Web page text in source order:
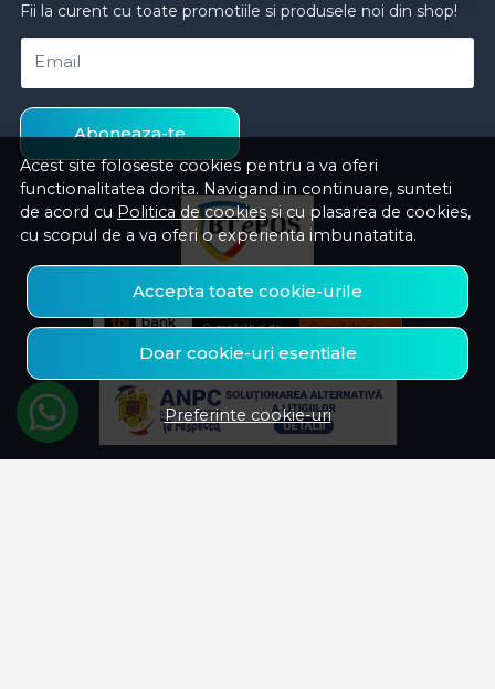
Acest site foloseste cookies pentru a va oferi
functionalitatea dorita. Navigand in continuare, sunteti
de acord cu Politica de cookies si cu plasarea de cookies,
cu scopul de a va oferi o experienta imbunatatita.
Accepta toate cookie-urile
Doar cookie-uri esentiale
Preferinte cookie-uri
Fii la curent cu toate promotiile si produsele noi din shop!
Email
Aboneaza-te